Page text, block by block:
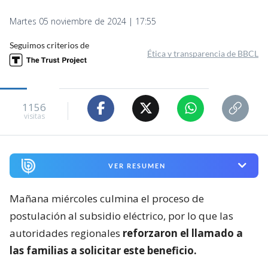
Martes 05 noviembre de 2024 | 17:55
Seguimos criterios de
Ética y transparencia de BBCL
1156
visitas
VER RESUMEN
Mañana miércoles culmina el proceso de
postulación al subsidio eléctrico, por lo que las
autoridades regionales reforzaron el llamado a
las familias a solicitar este beneficio.